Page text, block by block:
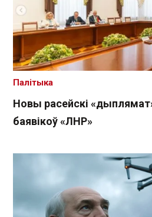
Новы расейскі
баявікоў «ЛНР»
Палітыка